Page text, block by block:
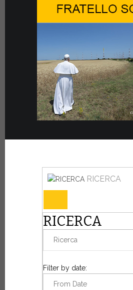
RICERCA
RICERCA
Filter by date: